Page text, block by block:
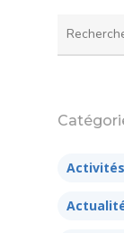
Activités